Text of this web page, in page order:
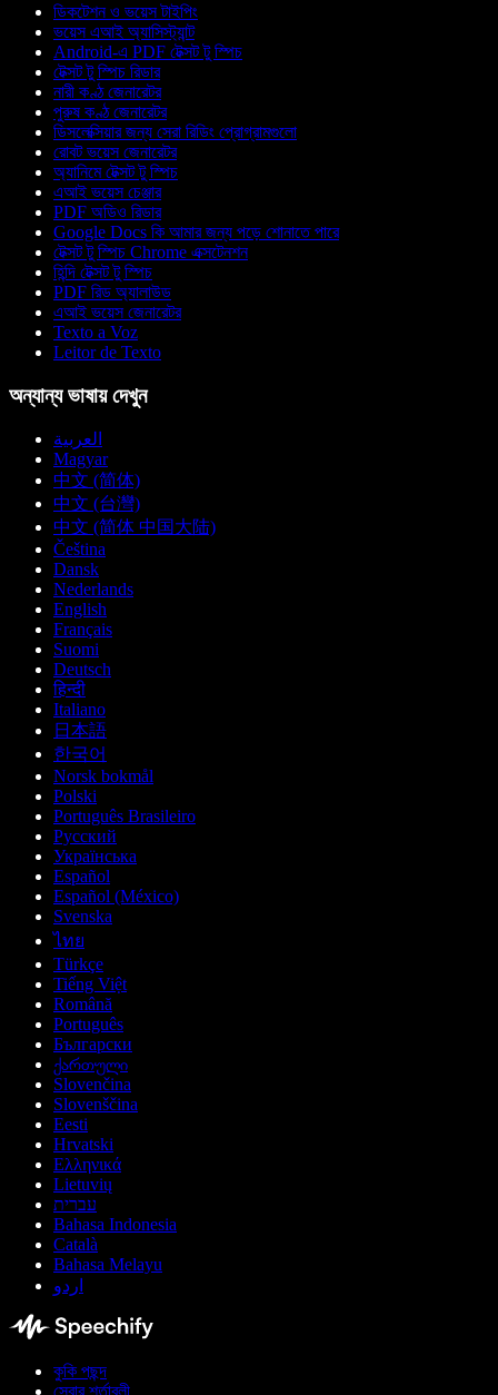
ডিকটেশন ও ভয়েস টাইপিং
ভয়েস এআই অ্যাসিস্ট্যান্ট
Android-এ PDF টেক্সট টু স্পিচ
টেক্সট টু স্পিচ রিডার
নারী কণ্ঠ জেনারেটর
পুরুষ কণ্ঠ জেনারেটর
ডিসলেক্সিয়ার জন্য সেরা রিডিং প্রোগ্রামগুলো
রোবট ভয়েস জেনারেটর
অ্যানিমে টেক্সট টু স্পিচ
এআই ভয়েস চেঞ্জার
PDF অডিও রিডার
Google Docs কি আমার জন্য পড়ে শোনাতে পারে
টেক্সট টু স্পিচ Chrome এক্সটেনশন
হিন্দি টেক্সট টু স্পিচ
PDF রিড অ্যালাউড
এআই ভয়েস জেনারেটর
Texto a Voz
Leitor de Texto
অন্যান্য ভাষায় দেখুন
العربية
Magyar
中文 (简体)
中文 (台灣)
中文 (简体 中国大陆)
Čeština
Dansk
Nederlands
English
Français
Suomi
Deutsch
हिन्दी
Italiano
日本語
한국어
Norsk bokmål
Polski
Português Brasileiro
Русский
Українська
Español
Español (México)
Svenska
ไทย
Türkçe
Tiếng Việt
Română
Português
Български
ქართული
Slovenčina
Slovenščina
Eesti
Hrvatski
Ελληνικά
Lietuvių
עברית
Bahasa Indonesia
Català
Bahasa Melayu
اردو
কুকি পছন্দ